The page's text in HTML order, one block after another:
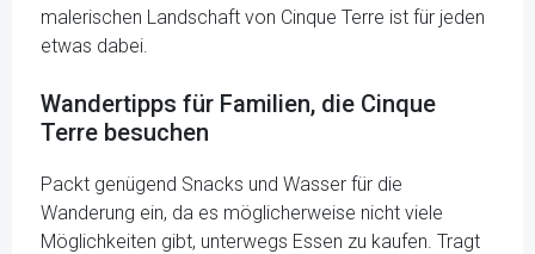
malerischen Landschaft von Cinque Terre ist für jeden
etwas dabei.
Wandertipps für Familien, die Cinque
Terre besuchen
Packt genügend Snacks und Wasser für die
Wanderung ein, da es möglicherweise nicht viele
Möglichkeiten gibt, unterwegs Essen zu kaufen. Tragt